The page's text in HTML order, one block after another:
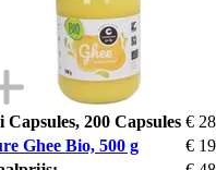
200 Capsules €
Ghee Bio, 500 g
€